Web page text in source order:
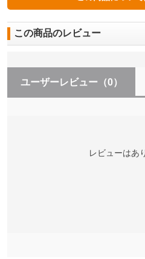
この商品のレビュー
ユーザーレビュー （0）
レビューはあ